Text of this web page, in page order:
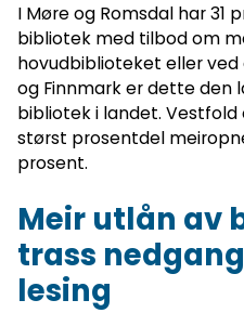
I Møre og Romsdal har 31
bibliotek med tilbod om
hovudbiblioteket eller ved
og Finnmark er dette den
bibliotek i landet.
størst prosentdel
prosent.
Meir utlån av
trass
lesing